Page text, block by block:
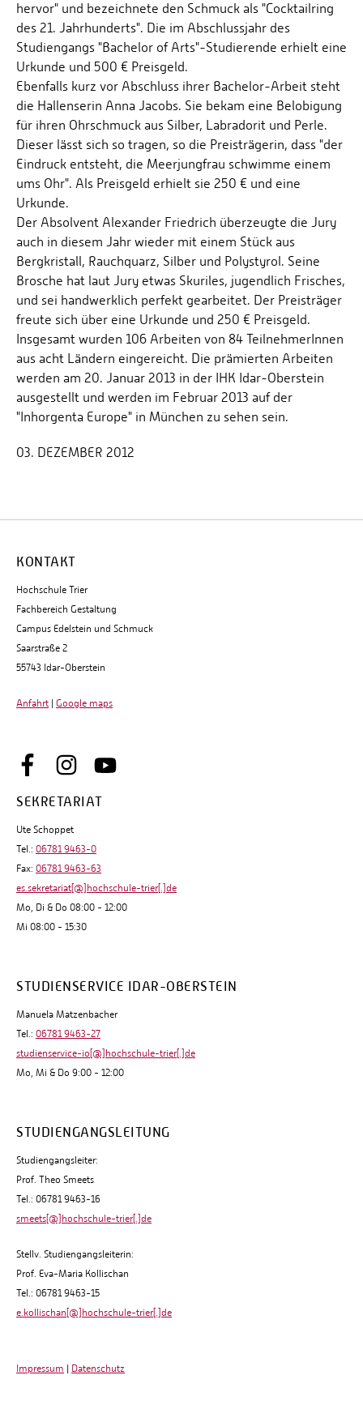
hervor" und bezeichnete den Schmuck als "Cocktailring
des 21. Jahrhunderts". Die im Abschlussjahr des
Studiengangs "Bachelor of Arts"-Studierende erhielt eine
Urkunde und 500 € Preisgeld.
Ebenfalls kurz vor Abschluss ihrer Bachelor-Arbeit steht
die Hallenserin Anna Jacobs. Sie bekam eine Belobigung
für ihren Ohrschmuck aus Silber, Labradorit und Perle.
Dieser lässt sich so tragen, so die Preisträgerin, dass "der
Eindruck entsteht, die Meerjungfrau schwimme einem
ums Ohr". Als Preisgeld erhielt sie 250 € und eine
Urkunde.
Der Absolvent Alexander Friedrich überzeugte die Jury
auch in diesem Jahr wieder mit einem Stück aus
Bergkristall, Rauchquarz, Silber und Polystyrol. Seine
Brosche hat laut Jury etwas Skuriles, jugendlich Frisches,
und sei handwerklich perfekt gearbeitet. Der Preisträger
freute sich über eine Urkunde und 250 € Preisgeld.
Insgesamt wurden 106 Arbeiten von 84 TeilnehmerInnen
aus acht Ländern eingereicht. Die prämierten Arbeiten
werden am 20. Januar 2013 in der IHK Idar-Oberstein
ausgestellt und werden im Februar 2013 auf der
"Inhorgenta Europe" in München zu sehen sein.
03. DEZEMBER 2012
KONTAKT
Hochschule Trier
Fachbereich Gestaltung
Campus Edelstein und Schmuck
Saarstraße 2
55743 Idar-Oberstein
Anfahrt Google maps
SEKRETARIAT
Ute Schoppet
Tel.: 06781 9463-0
Fax: 06781 9463-63
es.sekretariat[@]hochschule-trier[.]de
Mo, Di & Do 08:00 - 12:00
Mi 08:00 - 15:30
STUDIENSERVICE IDAR-OBERSTEIN
Manuela Matzenbacher
Tel.: 06781 9463-27
studienservice-io[@]hochschule-trier[.]de
Mo, Mi & Do 9:00 - 12:00
STUDIENGANGSLEITUNG
Studiengangsleiter:
Prof. Theo Smeets
Tel.: 06781 9463-16
smeets[@]hochschule-trier[.]de
Stellv. Studiengangsleiterin:
Prof. Eva-Maria Kollischan
Tel.: 06781 9463-15
e.kollischan[@]hochschule-trier[.]de
Impressum Datenschutz